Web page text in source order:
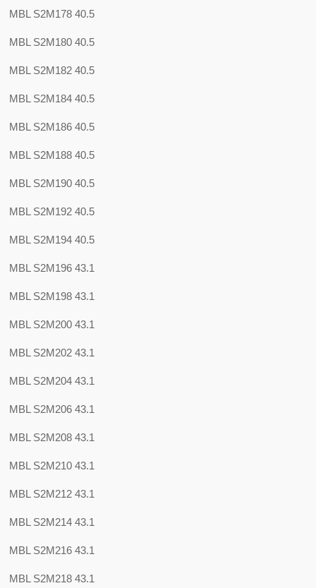
MBL S2M178 40.5
MBL S2M180 40.5
MBL S2M182 40.5
MBL S2M184 40.5
MBL S2M186 40.5
MBL S2M188 40.5
MBL S2M190 40.5
MBL S2M192 40.5
MBL S2M194 40.5
MBL S2M196 43.1
MBL S2M198 43.1
MBL S2M200 43.1
MBL S2M202 43.1
MBL S2M204 43.1
MBL S2M206 43.1
MBL S2M208 43.1
MBL S2M210 43.1
MBL S2M212 43.1
MBL S2M214 43.1
MBL S2M216 43.1
MBL S2M218 43.1